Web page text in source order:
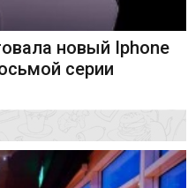
новый Iphone
серии